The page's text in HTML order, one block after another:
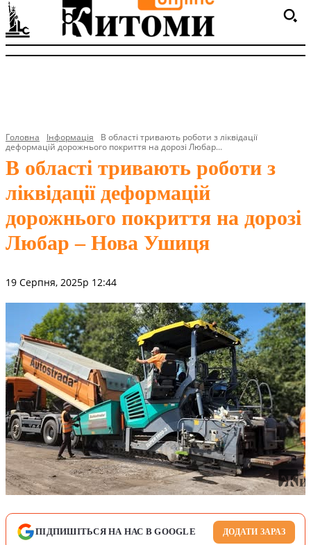
Головна Інформація
В області тривають роботи з ліквідації
деформацій дорожнього покриття на дорозі Любар...
В області тривають роботи з
ліквідації деформацій
дорожнього покриття на дорозі
Любар – Нова Ушиця
19 Серпня, 2025р 12:44
ПІДПИШІТЬСЯ НА НАС В GOOGLE ДОДАТИ ЗАРАЗ